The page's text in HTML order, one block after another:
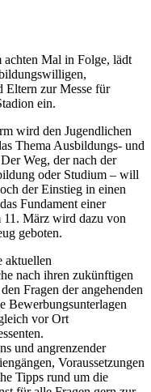
Mal in Folge, lädt
Eltern zur Messe für
ein.
wird den Jugendlichen
Thema Ausbildungs- und
Weg, der nach der
oder Studium – will
der Einstieg in einen
Fundament einer
März wird dazu von
geboten.
aktuellen
nach ihren zukünftigen
Fragen der angehenden
Bewerbungsunterlagen
vor Ort
und angrenzender
Voraussetzungen
Tipps rund um die